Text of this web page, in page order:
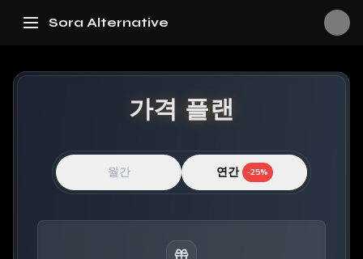
Sora Alternative
가격 플랜
월간 연간 -25%